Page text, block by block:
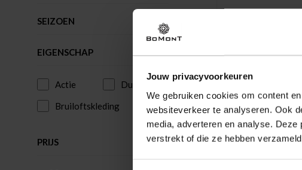
Jouw privacyvoorkeuren
We gebruiken cookies om content
websiteverkeer te analyseren. Ook
media, adverteren en analyse.
verstrekt of die ze hebben
SEIZOEN
EIGENSCHAP
Actie
Duurzaam
Bruiloftskleding
PRIJS